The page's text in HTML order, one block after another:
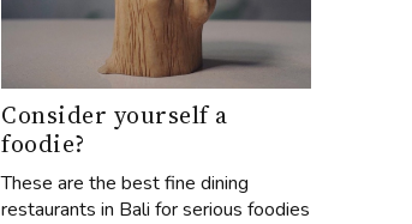
Consider yourself a
foodie?
These are the best fine dining
restaurants in Bali for serious foodies